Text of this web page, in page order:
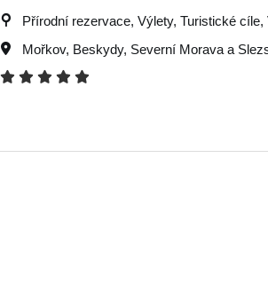
Přírodní rezervace, Výlety, Turistické
Mořkov, Beskydy, Severní Morava a